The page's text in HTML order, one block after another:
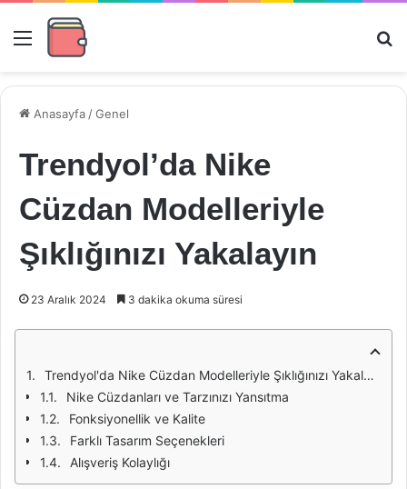
Menü
Anasayfa /Genel
Trendyol’da Nike
Cüzdan Modelleriyle
Şıklığınızı Yakalayın
23 Aralık 2024 3 dakika okuma süresi
Trendyol'da Nike Cüzdan Modelleriyle Şıklığınızı Yakalayın
Nike Cüzdanları ve Tarzınızı Yansıtma
Fonksiyonellik ve Kalite
Farklı Tasarım Seçenekleri
Alışveriş Kolaylığı